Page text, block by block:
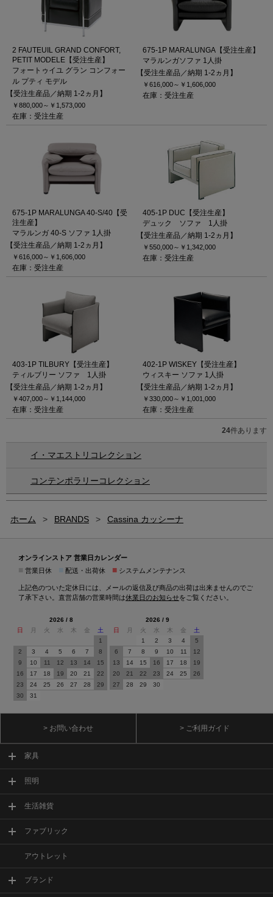
2 FAUTEUIL GRAND CONFORT,
PETIT MODELE【受注生産】
フォートゥイユ グラン コンフォー
ル プティ モデル
【受注生産品／納期 1-2ヵ月】
￥880,000～ ￥1,573,000
在庫：受注生産
675-1P MARALUNGA【受注生産】
マラルンガソファ 1人掛
【受注生産品／納期 1-2ヵ月】
￥616,000～ ￥1,606,000
在庫：受注生産
675-1P MARALUNGA 40-S/40【受
注生産】
マラルンガ 40-S ソファ 1人掛
【受注生産品／納期 1-2ヵ月】
￥616,000～ ￥1,606,000
在庫：受注生産
405-1P DUC【受注生産】
デュック ソファ 1人掛
【受注生産品／納期 1-2ヵ月】
￥550,000～ ￥1,342,000
在庫：受注生産
403-1P TILBURY【受注生産】
ティルブリー ソファ 1人掛
【受注生産品／納期 1-2ヵ月】
￥407,000～ ￥1,144,000
在庫：受注生産
402-1P WISKEY【受注生産】
ウィスキー ソファ 1人掛
【受注生産品／納期 1-2ヵ月】
￥330,000～ ￥1,001,000
在庫：受注生産
24件あります
イ・マエストリコレクション
コンテンポラリーコレクション
ホーム > BRANDS > Cassina カッシーナ
オンラインストア 営業日カレンダー
営業日休 配送・出荷休 ■ システムメンテナンス
上記色のついた定休日には、メールの返信及び商品の出荷は出来ませんのでご
了承下さい。直営店舗の営業時間は休業日のお知らせをご覧ください。
2026 / 8
日
月 火 水 木 金
土
1
2
3 4 5 6 7
8
9
10 11 12 13 14
15
16
17 18 19 20 21
22
23
24 25 26 27 28
29
30
31
2026 / 9
日
月 火 水 木 金
土
1
2 3 4
5
6
7 8 9 10 11
12
13
14 15 16 17 18
19
20
21 22 23 24 25
26
27
28 29 30
> お問い合わせ > ご利用ガイド
家具
照明
生活雑貨
ファブリック
アウトレット
ブランド